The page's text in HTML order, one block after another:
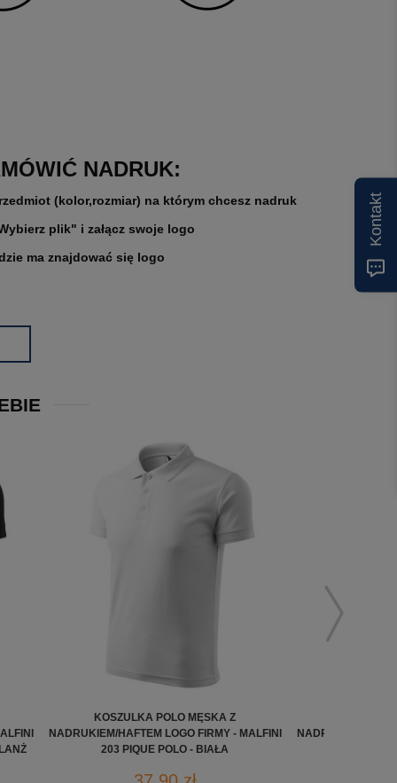
NADRUK:
(kolor,rozmiar) na którym chcesz nadruk
plik" i załącz swoje logo
ma znajdować się logo
KOSZULKA POLO MĘSKA Z
NADRUKIEM/HAFTEM LOGO FIRMY - MALFINI
203 PIQUE POLO - BIAŁA
NADRUKIEM/
Kontakt